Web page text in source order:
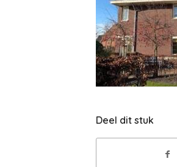
Deel dit stuk